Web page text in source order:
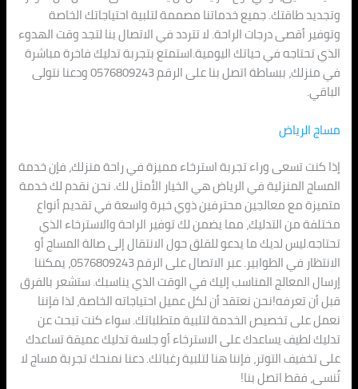
وتجديد طاقتك. جميع خدماتنا مصممة لتلبية احتياجاتك الخاصة
وتوفير أقصى درجات الراحة. لا تتردد في الاتصال بنا لتجد وقت الهدوء
الذي تحتاجه في حياتك اليومية.استمتع بتجربة تدليك فاخرة مباشرة
في منزلك، ببساطة اتصل بنا على الرقم 0576809243 ودعنا نتولى
الباقي.
مساج الرياض
إذا كنت تسعى وراء تجربة استرخاء مميزة في راحة منزلك، فإن خدمة
المساج المنزلية في الرياض هي الخيار الأمثل لك. نحن نقدم لك خدمة
متميزة مع معالجين محترفين ذوي خبرة واسعة في تقديم أنواع
مختلفة من التدليك، مما يضمن لك توفير الراحة والاسترخاء الذي
تحتاجه.ليس لديك ما يدعو للقلق حول الانتقال إلى صالة المساج أو
الانتظار في الطوابير. عبر الاتصال على الرقم 0576809243، يمكننا
إرسال المعالج المناسب إليك في الوقت الذي يناسبك. ستشعر بالفرق
قبل أن تعرفه!نحن نعتقد أن لكل عميل احتياجاته الخاصة، لذا فإننا
نعمل على تخصيص الخدمة لتلبية متطلباتك. سواء كنت تبحث عن
تدليك لطيف يساعدك على الاسترخاء أو جلسة تدليك عميقة تساعدك
على تخفيف التوتر، فإننا هنا لتلبية رغباتك. دعنا نمنحك تجربة مساج لا
تُنسى، فقط اتصل بنا!